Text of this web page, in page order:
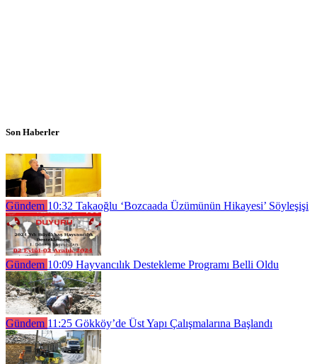
Son Haberler
Gündem 10:32 Takaoğlu ‘Bozcaada Üzümünün Hikayesi’ Söyleşişi
Gündem 10:09 Hayvancılık Destekleme Programı Belli Oldu
Gündem 11:25 Gökköy’de Üst Yapı Çalışmalarına Başlandı